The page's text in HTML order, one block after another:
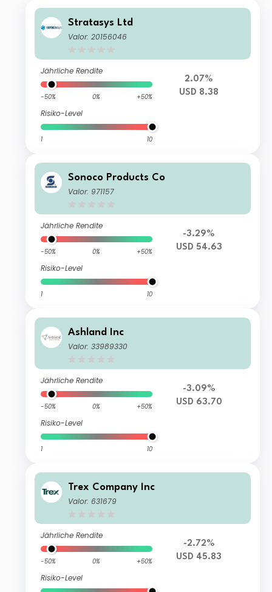
Stratasys Ltd
Valor: 20156046
Jährliche Rendite
-50% 0% +50%
Risiko-Level
1 10
2.07%
USD 8.38
Sonoco Products Co
Valor: 971157
Jährliche Rendite
-50% 0% +50%
Risiko-Level
1 10
-3.29%
USD 54.63
Ashland Inc
Valor: 33989330
Jährliche Rendite
-50% 0% +50%
Risiko-Level
1 10
-3.09%
USD 63.70
Trex Company Inc
Valor: 631679
Jährliche Rendite
-50% 0% +50%
Risiko-Level
-2.72%
USD 45.83